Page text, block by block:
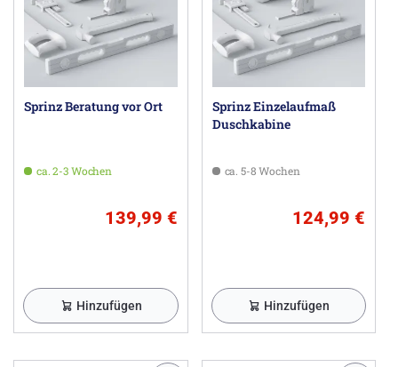
Herstellerinformationen
Joh. Sprinz GmbH & Co. KG, Lagerstr. 13, 88287
Grünkraut-Gullen DE, info@sprinz.eu
Sprinz Beratung vor Ort
ca. 2-3 Wochen
139,99 €
Hinzufügen
Sprinz Einzelaufmaß
Duschkabine
ca. 5-8 Wochen
124,99 €
Hinzufügen